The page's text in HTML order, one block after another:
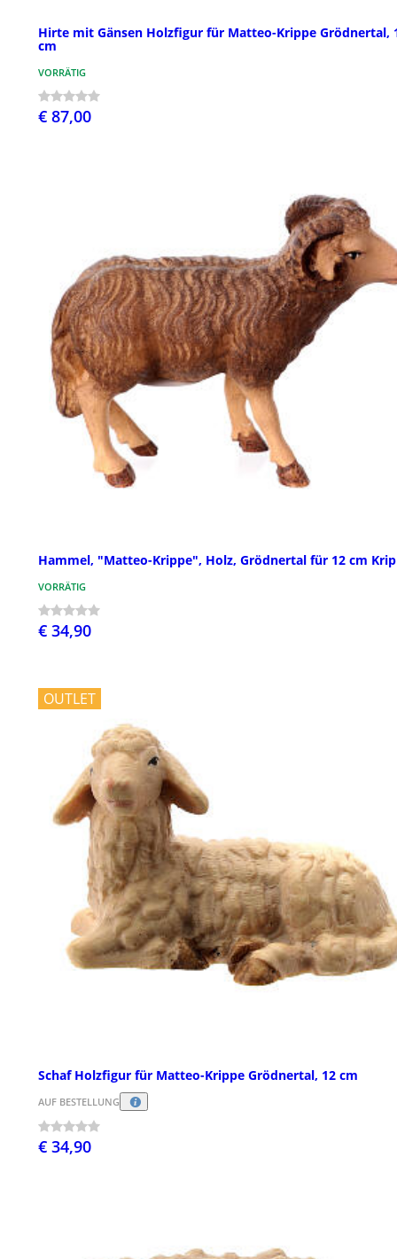
Hirte mit Gänsen Holzfigur für Matteo-Krippe Grödnertal,
cm
VORRÄTIG
€ 87,00
Hammel, "Matteo-Krippe", Holz, Grödnertal für 12 cm
VORRÄTIG
€ 34,90
OUTLET
Schaf Holzfigur für Matteo-Krippe Grödnertal, 12 cm
AUF BESTELLUNG
€ 34,90